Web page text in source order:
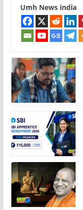
Umh News india